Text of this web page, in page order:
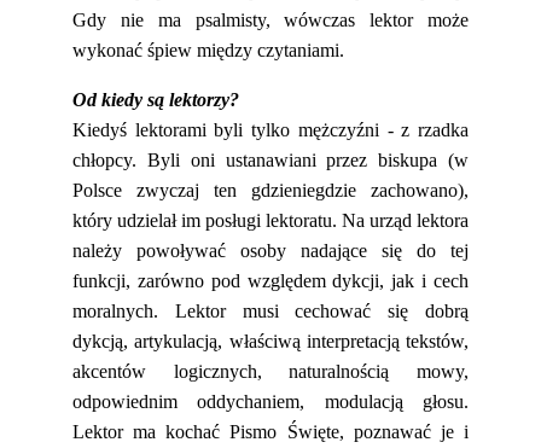
Gdy nie ma psalmisty, wówczas lektor może
wykonać śpiew między czytaniami.
Od kiedy są lektorzy?
Kiedyś lektorami byli tylko mężczyźni - z rzadka
chłopcy. Byli oni ustanawiani przez biskupa (w
Polsce zwyczaj ten gdzieniegdzie zachowano),
który udzielał im posługi lektoratu. Na urząd lektora
należy powoływać osoby nadające się do tej
funkcji, zarówno pod względem dykcji, jak i cech
moralnych. Lektor musi cechować się dobrą
dykcją, artykulacją, właściwą interpretacją tekstów,
akcentów logicznych, naturalnością mowy,
odpowiednim oddychaniem, modulacją głosu.
Lektor ma kochać Pismo Święte, poznawać je i